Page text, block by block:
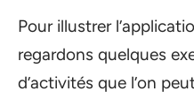
Pour illustrer
regardons quelques
d’activités que l’on